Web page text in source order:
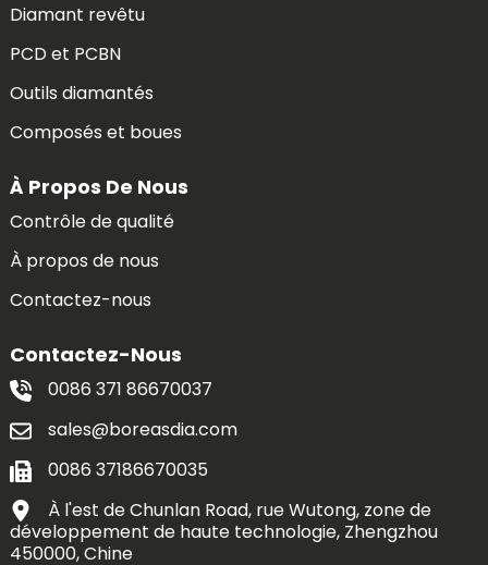
Diamant revêtu
PCD et PCBN
Outils diamantés
Composés et boues
À Propos De Nous
Contrôle de qualité
À propos de nous
Contactez-nous
Contactez-Nous
0086 371 86670037
sales@boreasdia.com
0086 37186670035
À l'est de Chunlan Road, rue Wutong, zone de
développement de haute technologie, Zhengzhou
450000, Chine